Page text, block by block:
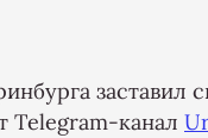
заставил
Telegram-канал